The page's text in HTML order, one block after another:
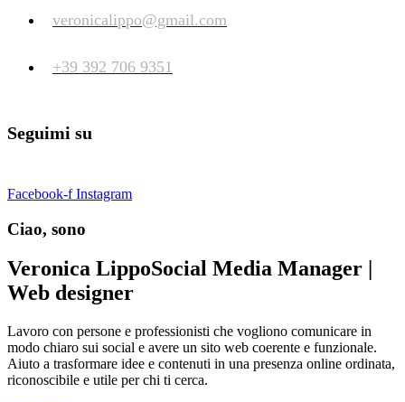
veronicalippo@gmail.com
+39 392 706 9351
Seguimi su
Facebook-f Instagram
Ciao, sono
Veronica LippoSocial Media Manager |
Web designer
Lavoro con persone e professionisti che vogliono comunicare in
modo chiaro sui social e avere un sito web coerente e funzionale.
Aiuto a trasformare idee e contenuti in una presenza online ordinata,
riconoscibile e utile per chi ti cerca.